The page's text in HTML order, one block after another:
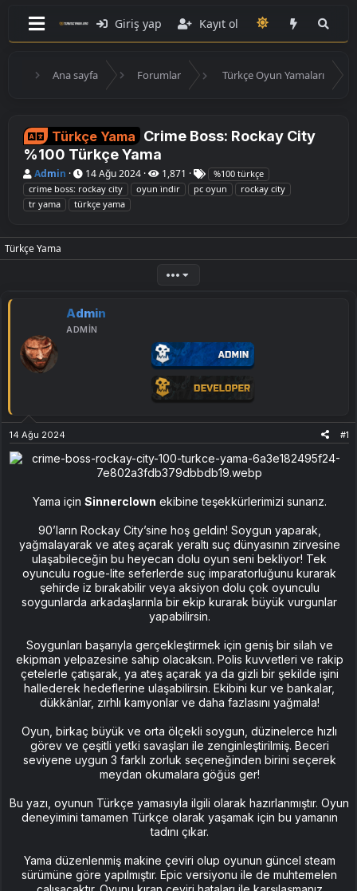
Giriş yap Kayıt ol
Ana sayfa Forumlar Türkçe Oyun Yamaları
Türkçe Yama Crime Boss: Rockay City
%100 Türkçe Yama
K
o
n
u
B
a
Admin
B
a
ş
l
ı
i
h
14 Ağu 2024 1,871
E
t
i
e
%100 türkçe
crime boss: rockay city
oyun i̇ndir pc oyun
rockay city
tr yama
türkçe yama
Türkçe Yama
•••
Admin
ADMIN
14 Ağu 2024 #1
Yama için Sinnerclown ekibine teşekkürlerimizi sunarız.
90’ların Rockay City’sine hoş geldin! Soygun yaparak,
yağmalayarak ve ateş açarak yeraltı suç dünyasının zirvesine
ulaşabileceğin bu heyecan dolu oyun seni bekliyor! Tek
oyunculu rogue-lite seferlerde suç imparatorluğunu kurarak
şehirde iz bırakabilir veya aksiyon dolu çok oyunculu
soygunlarda arkadaşlarınla bir ekip kurarak büyük vurgunlar
yapabilirsin.
Soygunları başarıyla gerçekleştirmek için geniş bir silah ve
ekipman yelpazesine sahip olacaksın. Polis kuvvetleri ve rakip
çetelerle çatışarak, ya ateş açarak ya da gizli bir şekilde işini
hallederek hedeflerine ulaşabilirsin. Ekibini kur ve bankalar,
dükkânlar, zırhlı kamyonlar ve daha fazlasını yağmala!
Oyun, birkaç büyük ve orta ölçekli soygun, düzinelerce hızlı
görev ve çeşitli yetki savaşları ile zenginleştirilmiş. Beceri
seviyene uygun 3 farklı zorluk seçeneğinden birini seçerek
meydan okumalara göğüs ger!
Bu yazı, oyunun Türkçe yamasıyla ilgili olarak hazırlanmıştır. Oyun
deneyimini tamamen Türkçe olarak yaşamak için bu yamanın
tadını çıkar.
Yama düzenlenmiş makine çeviri olup oyunun güncel steam
sürümüne göre yapılmıştır. Epic versiyonu ile de muhtemelen